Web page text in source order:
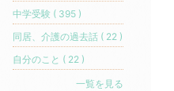
中学受験 ( 395 )
同居、介護の過去話 ( 22 )
自分のこと ( 22 )
一覧を見る